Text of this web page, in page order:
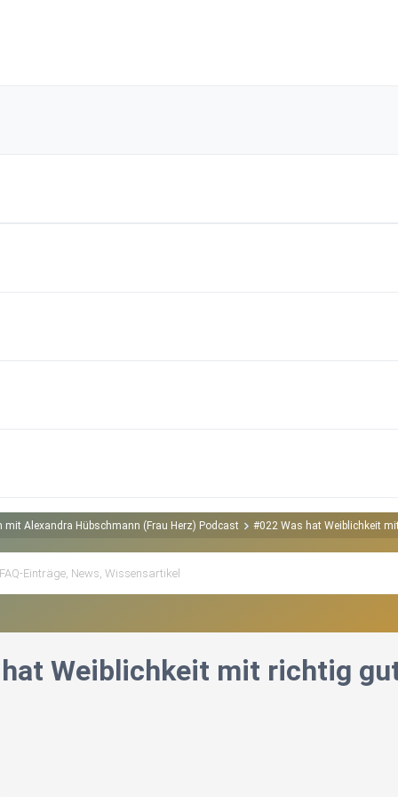
Alexandra Hübschmann (Frau Herz) Podcast #022 Was hat Weiblichkeit
Weiblichkeit mit richtig